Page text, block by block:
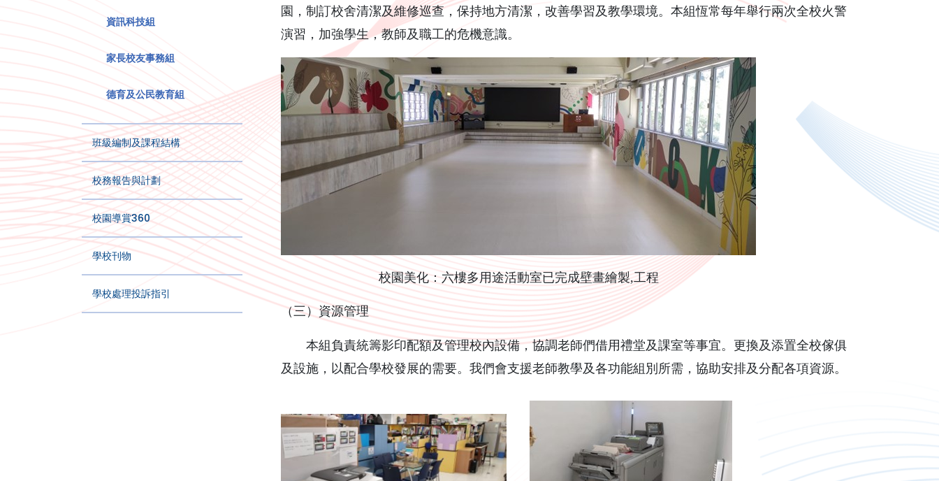
資訊科技組
家長校友事務組
德育及公民教育組
班級編制及課程結構
校務報告與計劃
校園導賞360
學校刊物
學校處理投訴指引
園，制訂校舍清潔及維修巡查，保持地方清潔，改善學習及教學環境。本組恆常每年舉行兩次全校火警
演習，加強學生，教師及職工的危機意識。
校園美化：六樓多用途活動室已完成壁畫繪製,工程
（三）資源管理
本組負責統籌影印配額及管理校內設備，協調老師們借用禮堂及課室等事宜。更換及添置全校傢俱
及設施，以配合學校發展的需要。我們會支援老師教學及各功能組別所需，協助安排及分配各項資源。